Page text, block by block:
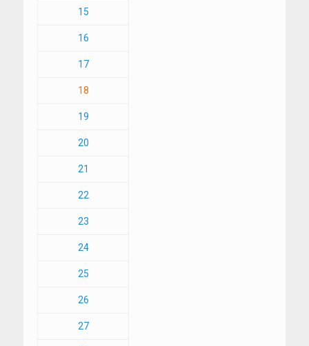
15
16
17
18
19
20
21
22
23
24
25
26
27